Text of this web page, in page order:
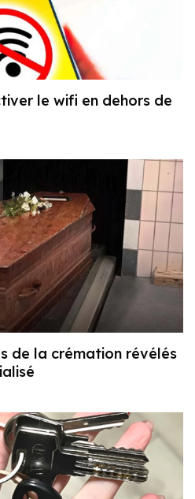
le wifi en dehors de
de la crémation révélés